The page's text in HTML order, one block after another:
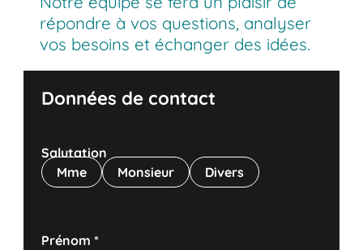
répondre à vos questions, analyser
vos besoins et échanger des idées.
Données de contact
Salutation
Mme
Monsieur Divers
Prénom*